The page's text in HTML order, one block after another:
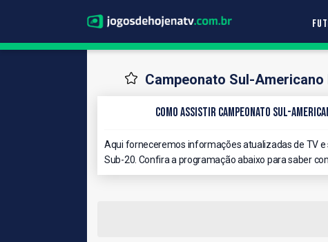
Campeonato Sul-Americano
Como Assistir Campeonato Sul-
Aqui forneceremos informações atualizadas de TV
Sub-20. Confira a programação abaixo para saber